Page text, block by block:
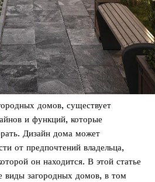
домов, существует
и функций, которые
Дизайн дома может
от предпочтений владельца,
он находится. В этой статье
виды загородных домов, в том